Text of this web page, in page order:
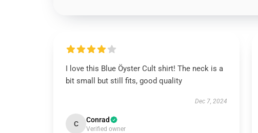
I love this Blue Öyster Cult shirt! The neck is a
bit small but still fits, good quality
Dec 7, 2024
C Conrad
Verified owner